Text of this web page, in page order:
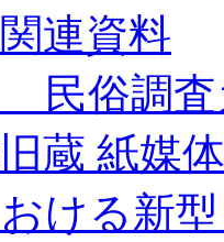
連資料
民俗調査
蔵 紙媒
ける新